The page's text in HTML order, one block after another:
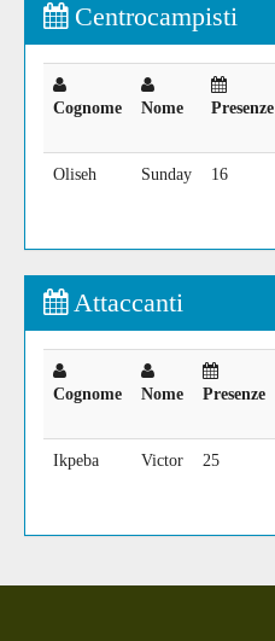
Centrocampisti
Cognome Nome Presenze
Oliseh Sunday 16
Attaccanti
Cognome Nome Presenze
Ikpeba Victor 25